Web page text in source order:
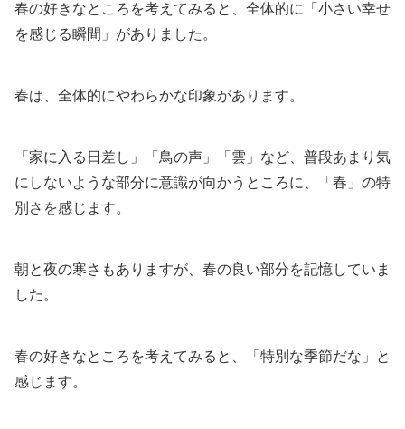
春の好きなところを考えてみると、全体的に「小さい幸せ
を感じる瞬間」がありました。
春は、全体的にやわらかな印象があります。
「家に入る日差し」「鳥の声」「雲」など、普段あまり気
にしないような部分に意識が向かうところに、「春」の特
別さを感じます。
朝と夜の寒さもありますが、春の良い部分を記憶していま
した。
春の好きなところを考えてみると、「特別な季節だな」と
感じます。